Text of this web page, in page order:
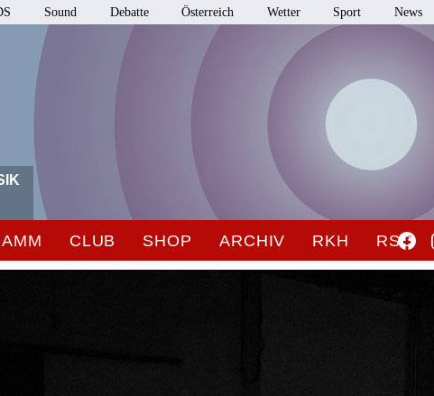
Sound Debatte Österreich Wetter Sport News
CLUB SHOP ARCHIV RKH RSO